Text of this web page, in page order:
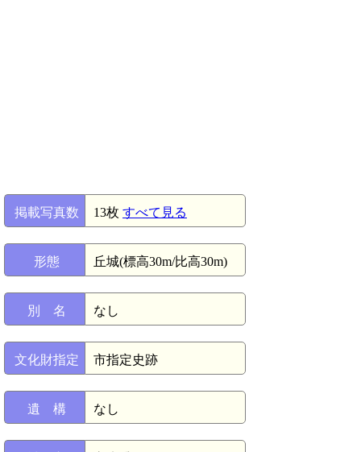
掲載写真数 13枚 すべて見る
形態 丘城(標高30m/比高30m)
別 名 なし
文化財指定 市指定史跡
遺 構 なし